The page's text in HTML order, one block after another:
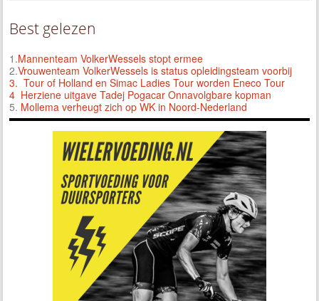
Best gelezen
1.Mannenteam VolkerWessels stopt ermee
2.Vrouwenteam VolkerWessels is status opleidingsteam voorbij
3. Tour of Holland en Simac Ladies Tour worden Eneco Tour
4 Herziene uitgave Tadej Pogacar Onnavolgbare kopman
5. Mollema verheugt zich op WK in Noord-Nederland